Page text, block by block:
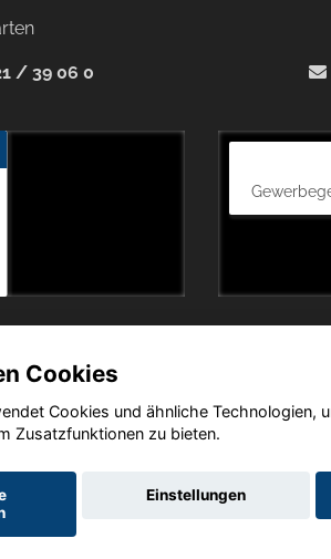
/ 39 06 0
Copyright © 2026. Autohaus
AGB
Cookies
Cookies und ähnliche Technologien,
Zusatzfunktionen zu bieten.
Einstellungen